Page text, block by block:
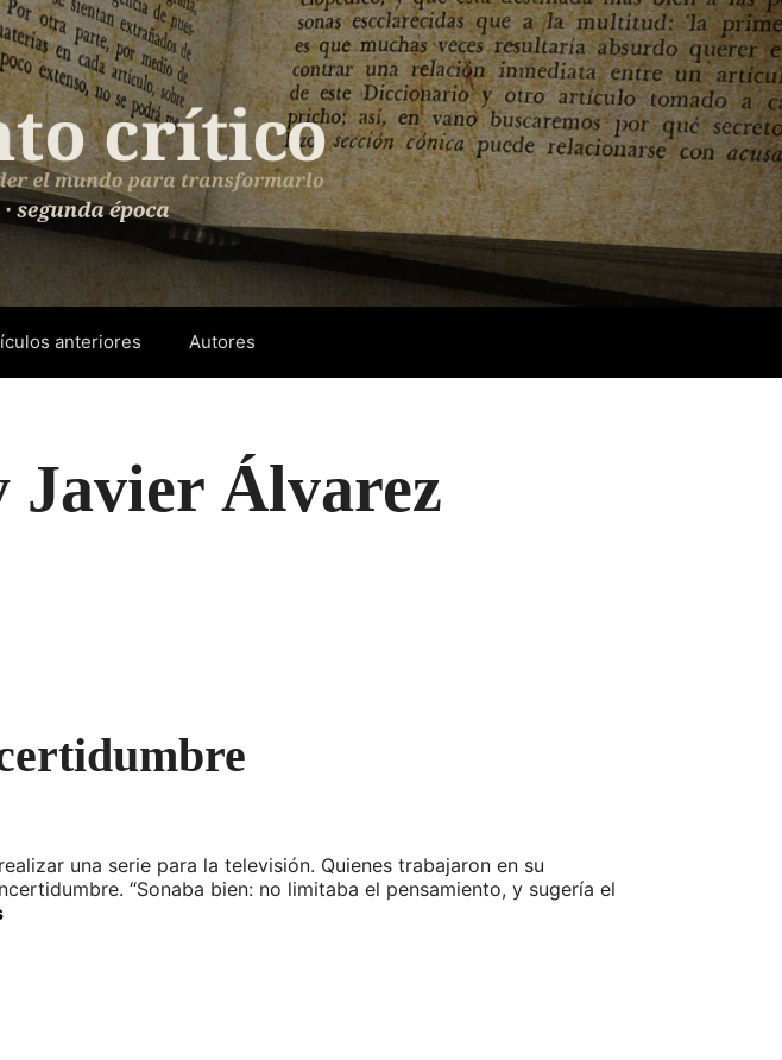
anteriores Autores
Javier Álvarez
una serie para la televisión. Quienes trabajaron en su
“Sonaba bien: no limitaba el pensamiento, y sugería el